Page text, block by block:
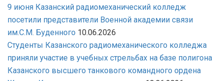
!
НАПОМИНАЕМ,
ЗАЧИСЛЕНИЕ
ТОЛЬКО
ПО
ОРИГИНАЛУ
9 июня Казанский радиомеханический колледж
посетили представители Военной академии связи
им.С.М. Буденного 10.06.2026
Студенты Казанского радиомеханического колледжа
приняли участие в учебных стрельбах на базе полигона
Казанского высшего танкового командного ордена